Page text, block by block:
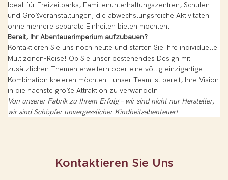
Ideal für Freizeitparks, Familienunterhaltungszentren, Schulen
und Großveranstaltungen, die abwechslungsreiche Aktivitäten
ohne mehrere separate Einheiten bieten möchten.
Bereit, Ihr Abenteuerimperium aufzubauen?
Kontaktieren Sie uns noch heute und starten Sie Ihre individuelle
Multizonen-Reise! Ob Sie unser bestehendes Design mit
zusätzlichen Themen erweitern oder eine völlig einzigartige
Kombination kreieren möchten – unser Team ist bereit, Ihre Vision
in die nächste große Attraktion zu verwandeln.
Von unserer Fabrik zu Ihrem Erfolg – ​​wir sind nicht nur Hersteller,
wir sind Schöpfer unvergesslicher Kindheitsabenteuer!
Kontaktieren Sie Uns